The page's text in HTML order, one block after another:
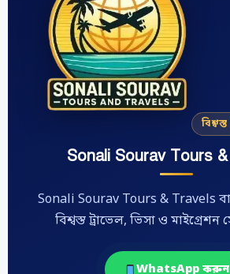
Sonali Sourav Tours
Sonali Sourav Tours & Travels
বিশ্বস্ত ট্রাভেল, ভিসা ও মাইগ্রেশন
WhatsApp করুন